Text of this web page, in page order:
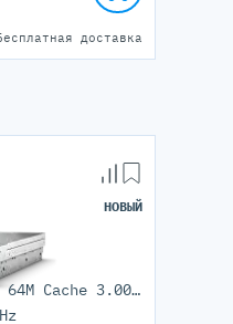
доставка
НОВЫЙ
1x AMD EPYC 9124 (16C 64M Cache 3.00 GHz)